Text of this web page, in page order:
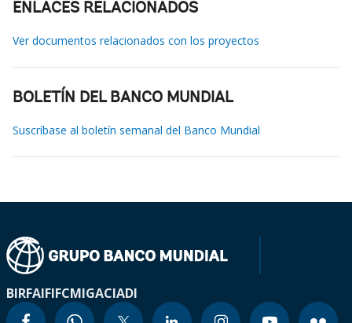
ENLACES RELACIONADOS
Ver documentos relacionados con los proyectos
BOLETÍN DEL BANCO MUNDIAL
Suscríbase al boletín semanal del Banco Mundial
BIRFAIFIFCMIGACIADI